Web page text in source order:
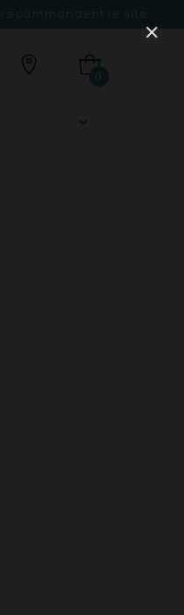
recommandent le site
0